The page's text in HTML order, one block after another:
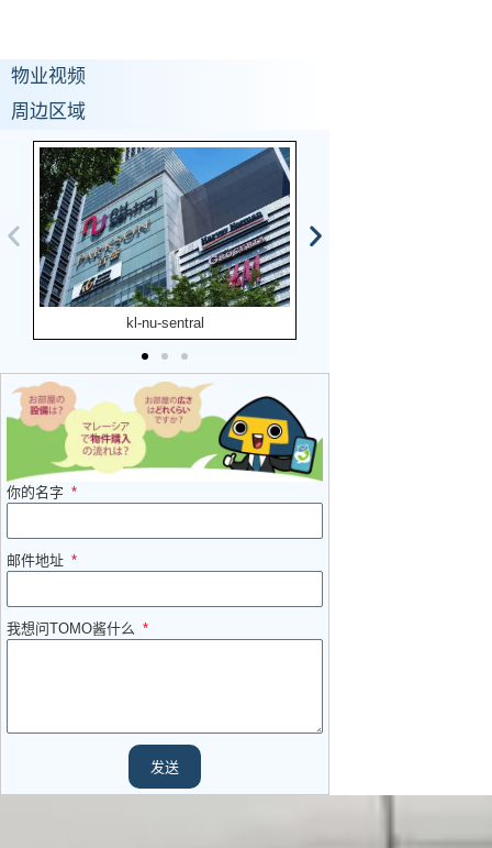
物业视频
周边区域
kl-nu-sentral
你的名字
邮件地址
我想问TOMO酱什么
发送